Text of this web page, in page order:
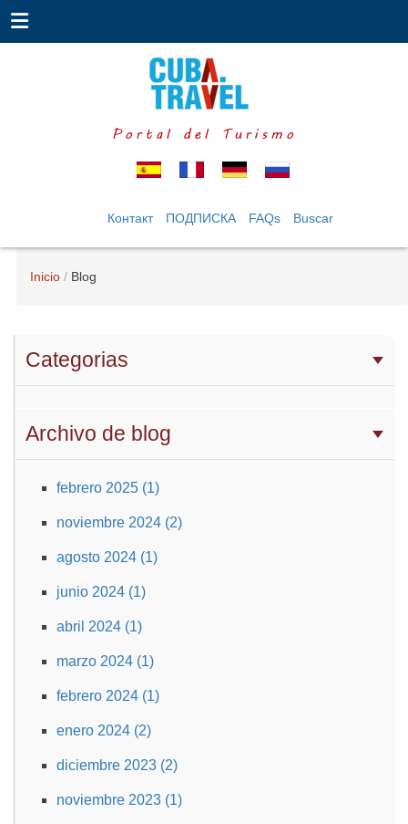
Portal del Turismo
Контакт ПОДПИСКА FAQs Buscar
Inicio Blog
Categorias
Archivo de blog
febrero 2025 (1)
noviembre 2024 (2)
agosto 2024 (1)
junio 2024 (1)
abril 2024 (1)
marzo 2024 (1)
febrero 2024 (1)
enero 2024 (2)
diciembre 2023 (2)
noviembre 2023 (1)